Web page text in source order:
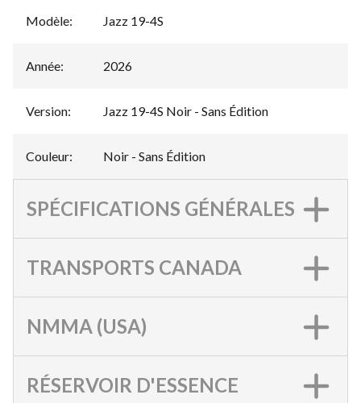
Modèle: Jazz 19-4S
Année: 2026
Version: Jazz 19-4S Noir - Sans Édition
Couleur: Noir - Sans Édition
SPÉCIFICATIONS GÉNÉRALES
TRANSPORTS CANADA
NMMA (USA)
RÉSERVOIR D'ESSENCE